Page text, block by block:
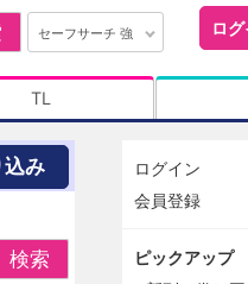
セーフサーチ 強 ロ
TL
込み
検索
ログイン
会員登録
ピックアップ